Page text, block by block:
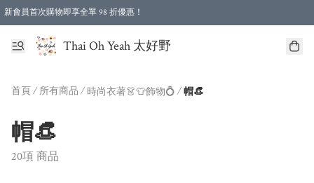
新會員首次購物即享全單 98 折優惠！
特選會員可享全單低至 96 折優惠！
Thai Oh Yeah 太好野
首頁/ 所有商品 / 時尚衣著👗👕飾物💍 /帽👒
帽👒
20項 商品